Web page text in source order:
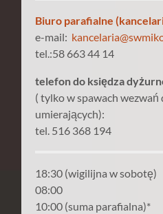
Biuro parafialne
e-mail:
tel.:58 663 44 14
telefon do księdza
( tylko w spawach wezwań
umierających):
tel. 516 368 194
18:30 (wigilijna w sobotę)
08:00
10:00 (suma parafialna)*